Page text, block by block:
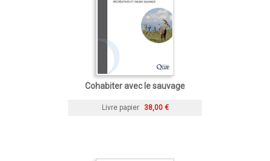
Cohabiter avec le sauvage
Livre papier 38,00 €